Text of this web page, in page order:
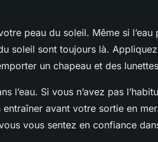
peau du soleil. Même si l’eau
soleil sont toujours là.
un chapeau et des
l’eau. Si vous n’avez pas
avant votre sortie en
vous sentez en confiance